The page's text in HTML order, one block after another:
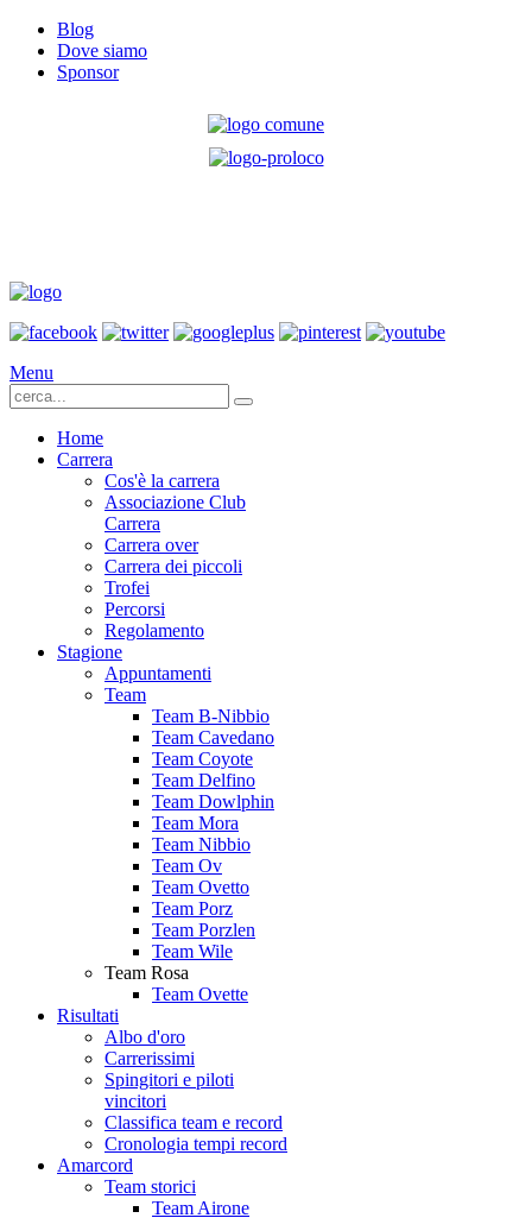
Blog
Dove siamo
Sponsor
Menu
Home
Carrera
Cos'è la carrera
Associazione Club
Carrera
Carrera over
Carrera dei piccoli
Trofei
Percorsi
Regolamento
Stagione
Appuntamenti
Team
Team B-Nibbio
Team Cavedano
Team Coyote
Team Delfino
Team Dowlphin
Team Mora
Team Nibbio
Team Ov
Team Ovetto
Team Porz
Team Porzlen
Team Wile
Team Rosa
Team Ovette
Risultati
Albo d'oro
Carrerissimi
Spingitori e piloti
vincitori
Classifica team e record
Cronologia tempi record
Amarcord
Team storici
Team Airone